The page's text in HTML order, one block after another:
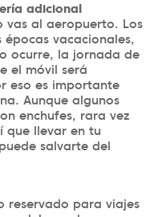
adicional
vas al aeropuerto. Los
épocas vacacionales,
ocurre, la jornada de
el móvil será
eso es importante
Aunque algunos
enchufes, rara vez
que llevar en tu
salvarte del
reservado para viajes